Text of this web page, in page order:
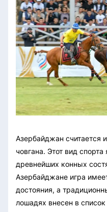
Азербайджан считается
човгана. Этот вид
древнейших конных
Азербайджане игра
достояния, а
лошадях внесен в